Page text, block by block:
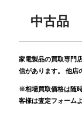
中古品
家電製品の買取専門
信があります。 他店
※相場買取価格は随
客様は査定フォーム